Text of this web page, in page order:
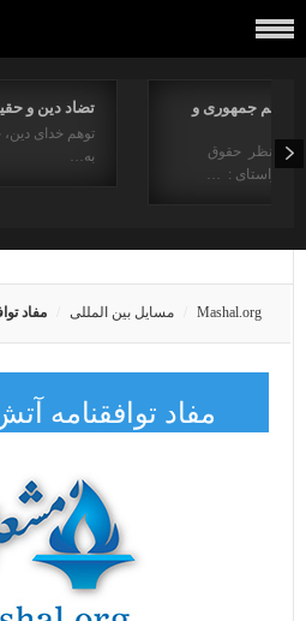
تضاد دین و
توهم خدای
به…
جمهوری و
از منظر حقوق
در راستای : …
Mashal.org مسایل بین المللی مفاد
مفاد توافقنامه